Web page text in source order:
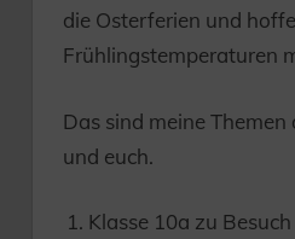
die Osterferien und
Frühlingstemperaturen
Das sind meine
und euch.
Klasse 10a zu